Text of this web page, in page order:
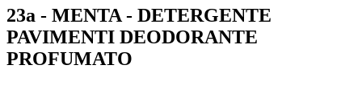
23a - MENTA - DETERGENTE
PAVIMENTI DEODORANTE
PROFUMATO